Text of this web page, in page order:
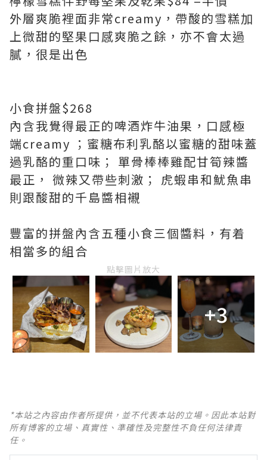
外層爽脆裡面非常creamy，帶酸的雪糕加
上微甜的堅果口感爽脆之餘，亦不會太過
膩，很是出色
小食拼盤$268
內含我覺得最正的啤酒炸牛油果，口感極
端creamy ；蜜糖布利乳酪以蜜糖的甜味蓋
過乳酪的重口味； 單骨棒棒雞配甘筍辣醬
最正， 微辣又帶些刺激； 虎蝦串和魷魚串
則跟酸甜的千島醬相襯
豐富的拼盤內含五種小食三個醬料，有着
相當多的組合
點擊圖片放大
+3
*本站之內容由作者所提供，並不代表本站的立場。因此本站對
所有博客的立場、真實性、準確性及完整性不負任何法律責
任。